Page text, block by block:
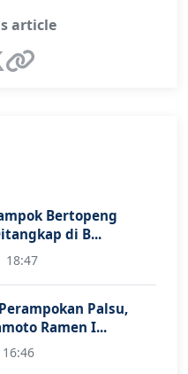
article
Bertopeng
di B...
18:47
Palsu,
Ramen I...